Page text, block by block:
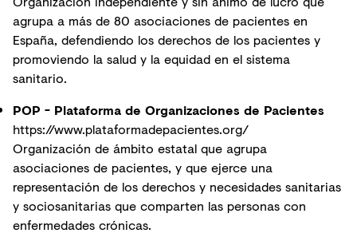
agrupa a más de 80 asociaciones de pacientes en
España, defendiendo los derechos de los pacientes y
promoviendo la salud y la equidad en el sistema
sanitario.
POP - Plataforma de Organizaciones de Pacientes
https://www.plataformadepacientes.org/
Organización de ámbito estatal que agrupa
asociaciones de pacientes, y que ejerce una
representación de los derechos y necesidades sanitarias
y sociosanitarias que comparten las personas con
enfermedades crónicas.